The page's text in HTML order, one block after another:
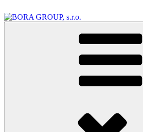
na
obsah
BORA GROUP, s.r.o.